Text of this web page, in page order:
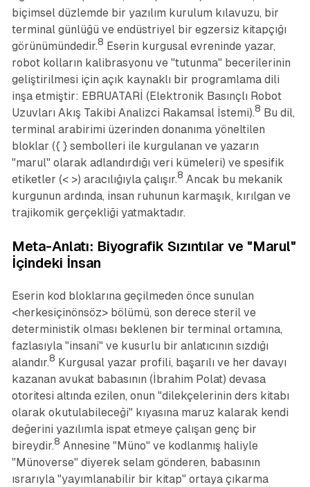
biçimsel düzlemde bir yazılım kurulum kılavuzu, bir
terminal günlüğü ve endüstriyel bir egzersiz kitapçığı
görünümündedir.8 Eserin kurgusal evreninde yazar,
robot kolların kalibrasyonu ve "tutunma" becerilerinin
geliştirilmesi için açık kaynaklı bir programlama dili
inşa etmiştir: EBRUATARİ (Elektronik Basınçlı Robot
Uzuvları Akış Takibi Analizci Rakamsal İstemi).8 Bu dil,
terminal arabirimi üzerinden donanıma yöneltilen
bloklar ({ } sembolleri ile kurgulanan ve yazarın
"marul" olarak adlandırdığı veri kümeleri) ve spesifik
etiketler (< >) aracılığıyla çalışır.8 Ancak bu mekanik
kurgunun ardında, insan ruhunun karmaşık, kırılgan ve
trajikomik gerçekliği yatmaktadır.
Meta-Anlatı: Biyografik Sızıntılar ve "Marul"
İçindeki İnsan
Eserin kod bloklarına geçilmeden önce sunulan
<herkesiçinönsöz> bölümü, son derece steril ve
deterministik olması beklenen bir terminal ortamına,
fazlasıyla "insani" ve kusurlu bir anlatıcının sızdığı
alandır.8 Kurgusal yazar profili, başarılı ve her davayı
kazanan avukat babasının (İbrahim Polat) devasa
otoritesi altında ezilen, onun "dilekçelerinin ders kitabı
olarak okutulabileceği" kıyasına maruz kalarak kendi
değerini yazılımla ispat etmeye çalışan genç bir
bireydir.8 Annesine "Müno" ve kodlanmış haliyle
"Münoverse" diyerek selam gönderen, babasının
ısrarıyla "yayımlanabilir bir kitap" ortaya çıkarma